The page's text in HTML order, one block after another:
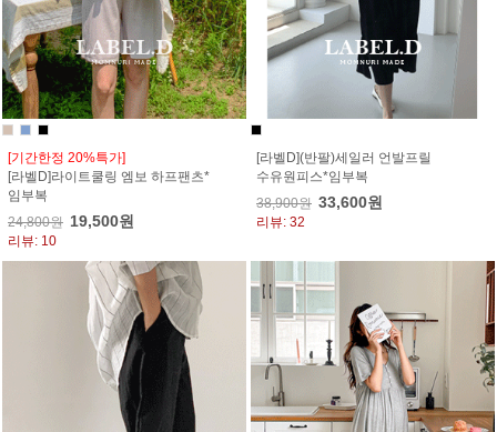
[기간한정 20%특가]
[라벨D]라이트쿨링 엠보 하프팬츠*
임부복
24,800원 19,500원
리뷰: 10
[라벨D](반팔)세일러 언발프릴
수유원피스*임부복
38,900원 33,600원
리뷰: 32